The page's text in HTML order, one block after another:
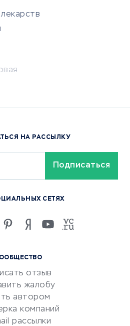
работы
отзыв
жалобу
автором
компаний
рассылки
НА РАССЫЛКУ
СЕТЯХ